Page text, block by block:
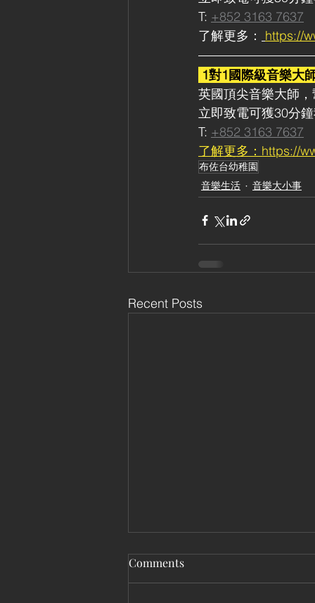
T: +852 3163 7637
了解更多：
https://
1對1國際級音樂大
英國頂尖音樂大師
立即致電可獲30分
T: +852 3163 7637
了解更多：https://
布佐台幼稚園
音樂生活
音樂大小事
Recent Posts
Comments